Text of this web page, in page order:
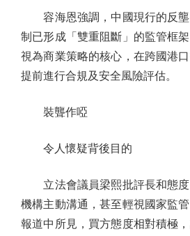
容海恩強調，中國現行的反壟
制已形成「雙重阻斷」的監管框
視為商業策略的核心，在跨國港
提前進行合規及安全風險評估。
裝聾作啞
令人懷疑背後目的
立法會議員梁熙批評長和態度
機構主動溝通，甚至輕視國家監
報道中所見，買方態度相對積極